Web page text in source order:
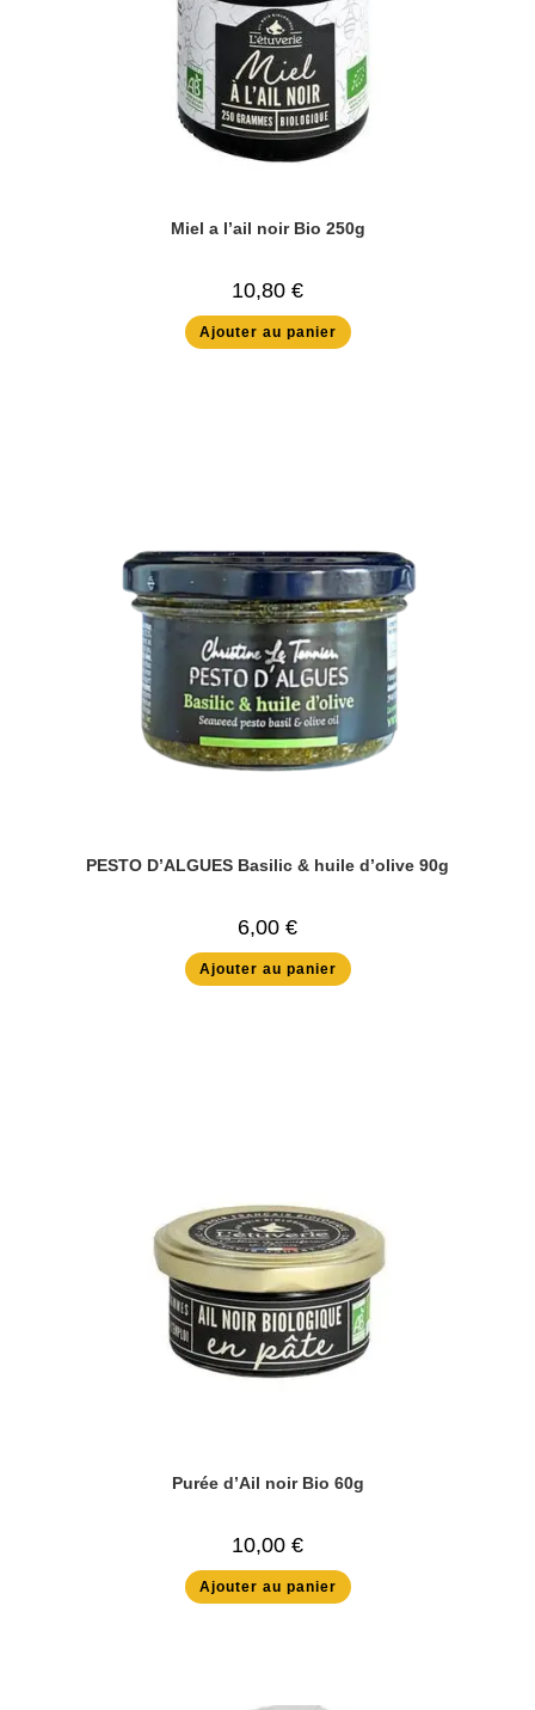
Miel a l’ail noir Bio 250g
10,80 €
Ajouter au panier
PESTO D’ALGUES Basilic & huile d’olive 90g
6,00 €
Ajouter au panier
Purée d’Ail noir Bio 60g
10,00 €
Ajouter au panier